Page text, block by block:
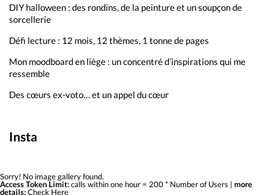
DIY halloween : des rondins, de la peinture et un soupçon de
sorcellerie
Défi lecture : 12 mois, 12 thèmes, 1 tonne de pages
Mon moodboard en liège : un concentré d’inspirations qui me
ressemble
Des cœurs ex-voto… et un appel du cœur
Insta
Sorry! No image gallery found.
Access Token Limit:calls within one hour = 200 * Number of Users | more
details:Check Here